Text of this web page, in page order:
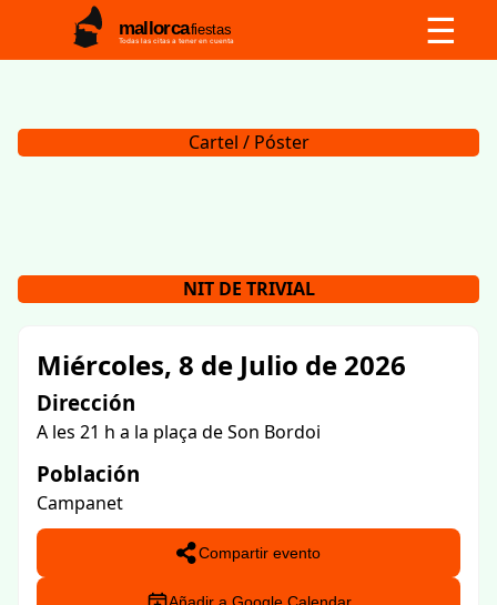
mallorcafiestas
Todas las citas a tener en cuenta ☰
Cartel / Póster
NIT DE TRIVIAL
Miércoles, 8 de Julio de 2026
Dirección
A les 21 h a la plaça de Son Bordoi
Población
Campanet
Compartir evento